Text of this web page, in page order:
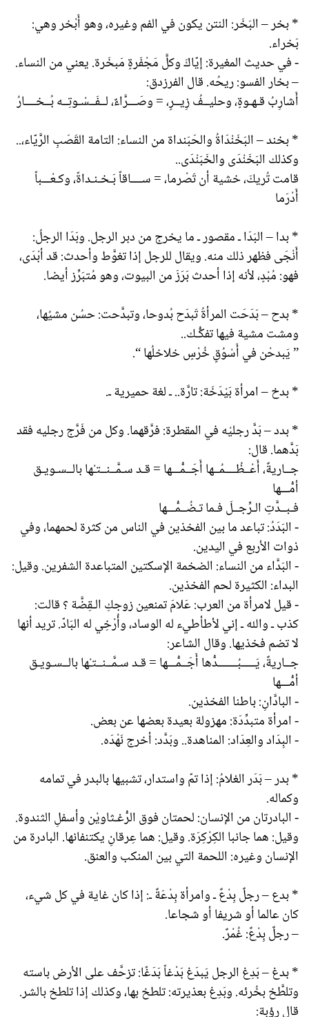
* بخر – البَخَر: النتن يكون في الفم وغيره، وهو أَبْخر وهي:
بَخراء.
- في حديث المغيرة: إيّاكَ وكلَّ مَجْفَرةٍ مَبخَرة. يعني من النساء.
– بخار الفسو: ريحُه. قال الفرزدق:
أَشارِبُ قـهـوةٍ، وحليــفُ زِيــرٍ، = وصَـــرَّاءٌ، لــفَــسْـوتِــه بُــخــــارُ
* بخند – البَخَنْدَاةُ والحَبَنداة من النساء: التامة القَصَبِ الرَّيّاء،..
وكذلك البَخَنْدَى والخَبَنْدَى..
قامت تُريكَ، خشية أن تَصْرما، = ســــاقاً بَـخـنـداةً، وكـعْـــباً
أَدْرَما
* بدا – البَدَا ـ مقصور ـ ما يخرج من دبر الرجل. وبَدَا الرجلُ:
أَنْجَى فظهر ذلك منه. ويقال للرجل إذا تغوَّط وأحدث: قد أبْدَى،
فهو: مُبْدٍ، لأنه إذا أحدث بَرَزَ من البيوت، وهو مُتبَرِّز أيضا.
* بدح – بَدَحَت المرأةُ تَبدَح بُدوحا، وتبدَّحت: حسُن مشيُها،
ومشت مشية فيها تفكُّـك..
” يَبدحْن في أَسْوُقٍ خُرْسٍ خلاخلُها “.
* بدخ – امرأة بَيْدَخَة: تارَّة.. ـ لغة حميرية ـ.
* بدد – بَدَّ رجليْه في المقطرة: فرَّقهما. وكل من فَرَّج رجليه فقد
بَدَّهما. قال:
جــاريةٌ، أَعْــظُــــمُــها أَجَــمُّـــها = قـد سـمَّــنــتـْها بالــسـويـق
أمُّـــها
فـبــدَّتِ الـرِّجــلَ فـما تـضُــمُّـــها
- البَدَدُ: تباعد ما بين الفخذين في الناس من كثرة لحمهما، وفي
ذوات الأربع في اليدين.
- البَدَّاء من النساء: الضخمة الإسكتين المتباعدة الشفرين. وقيل:
البداء: الكثيرة لحم الفخذين.
- قيل لامرأة من العرب: عَلامَ تمنعين زوجكِ الـقِضَّة ؟ قالت:
كذب ـ والله ـ إني لأطأطيء له الوساد، وأُرْخِي له البَادّ. تريد أنها
لا تضم فخذيها. وقال الشاعر:
جــاريةٌ، يَـــــبُـــــــدُّها أَجَــمُّـــها = قـد سـمَّــنــتـْها بالــسـويـق
أمُّـــها
- البادَّانِ: باطنا الفخذين.
- امرأة متبدِّدَة: مهزولة بعيدة بعضها عن بعض.
- البِدَاد والعِدَاد: المناهدة.. وبَدَّد: أخرج نَهْدَه.
* بدر – بَدَر الغلامُ: إذا تمّ واستدار، تشبيها بالبدر في تمامه
وكماله.
- البادرتان من الإنسان: لحمتان فوق الرُّغـثاويْن وأسفلِ الثندوة.
وقيل: هما جانبا الكِرْكِرَة. وقيل: هما عِرقانِ يكتنفانها. البادرة من
الإنسان وغيره: اللحمة التي بين المنكب والعنق.
* بدع – رجلٌ بِدْعٌ ـ وامرأة بِدْعَةٌ ـ: إذا كان غاية في كل شيء،
كان عالما أو شريفا أو شجاعا.
– رجلٌ بِدْعٌ: غُمْرٌ.
* بدغ – بَدِغ الرجل يَبدَغ بَدْغاً بَدَغًا: تزحَّف على الأرض باسته
وتلطَّخ بخُرئه. وبَدِغ بعذيرته: تلطخ بها، وكذلك إذا تلطخ بالشر.
قال رؤبة: